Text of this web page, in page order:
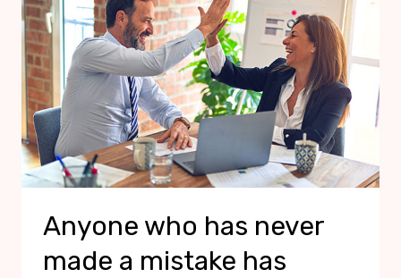
Anyone who has never
made a mistake has